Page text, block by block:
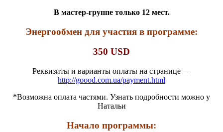
В мастер-группе только 12 мест.
Энергообмен для участия в программе:
350 USD
Реквизиты и варианты оплаты на странице —
http://goood.com.ua/payment.html
*Возможна оплата частями. Узнать подробности можно у
Натальи
Начало программы: